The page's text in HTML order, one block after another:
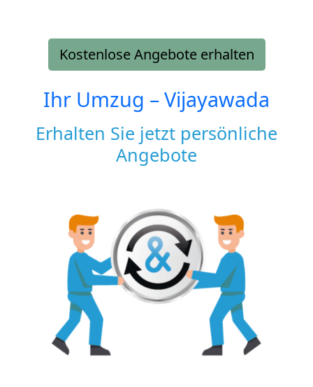
Kostenlose Angebote erhalten
Ihr Umzug –Vijayawada
Erhalten Sie jetzt persönliche
Angebote